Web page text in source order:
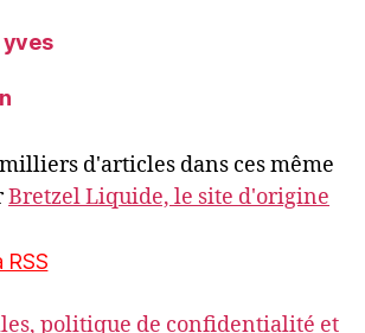
yves
d'articles dans ces même
Bretzel Liquide, le site d'origine
RSS
politique de confidentialité et